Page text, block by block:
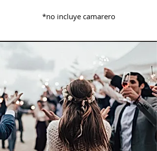
*no incluye camarero